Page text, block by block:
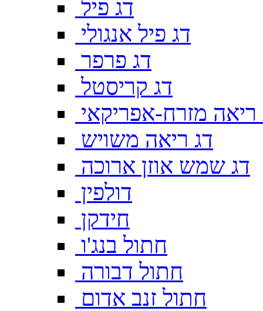
דג פיל
דג פיל אנגולי
דג פרפר
דג קריסטל
ריאה מזרח-אפריקאי
דג ריאה משויש
דג שמש אוזן ארוכה
דולפין
חידקן
חתול בנג'ו
חתול דבורה
חתול זנב אדום